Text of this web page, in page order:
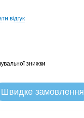
відгук
знижки
Швидке замовлення